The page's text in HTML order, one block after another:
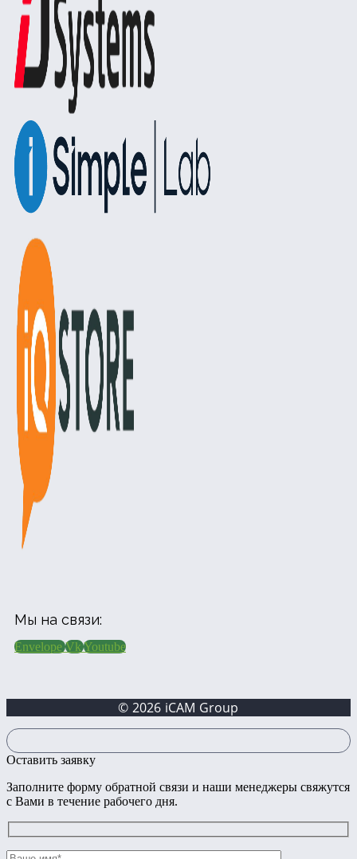
Мы на связи:
Envelope Vk Youtube
© 2026 iCAM Group
Оставить заявку
Заполните форму обратной связи и наши менеджеры свяжутся
с Вами в течение рабочего дня.